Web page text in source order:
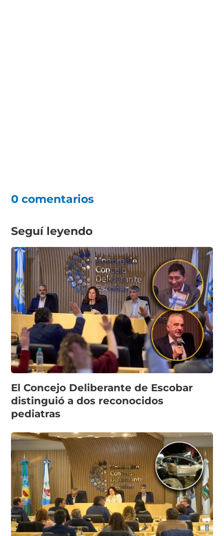
0 comentarios
Seguí leyendo
El Concejo Deliberante de Escobar
distinguió a dos reconocidos
pediatras